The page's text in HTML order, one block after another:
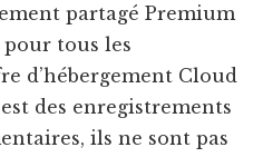
partagé Premium
tous les
d’hébergement Cloud
des enregistrements
ils ne sont pas